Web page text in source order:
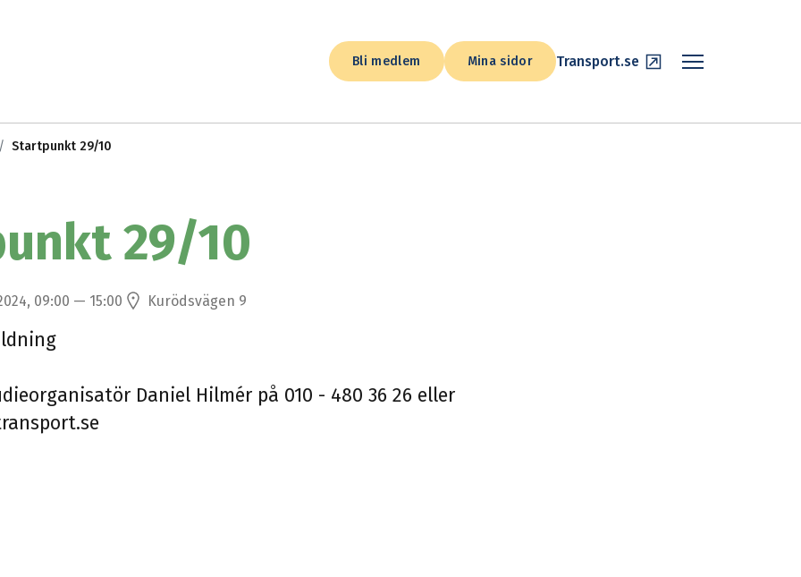
Bli medlem Mina sidor Transport.se
Startpunkt 29/10
29/10
09:00 — 15:00 Kurödsvägen 9
Daniel Hilmér på 010 - 480 36 26 eller